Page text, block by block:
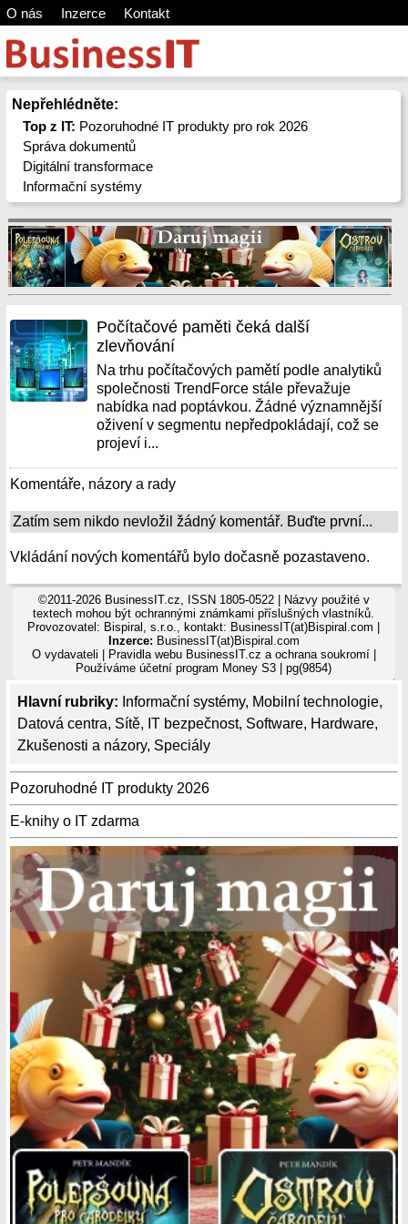
O nás Inzerce Kontakt
Nepřehlédněte:
Top z IT: Pozoruhodné IT produkty pro rok 2026
Správa dokumentů
Digitální transformace
Informační systémy
Hlavní rubriky: Informační systémy, Mobilní technologie,
Datová centra, Sítě, IT bezpečnost, Software, Hardware,
Zkušenosti a názory, Speciály
Pozoruhodné IT produkty 2026
E-knihy o IT zdarma
Počítačové paměti čeká další
zlevňování
Na trhu počítačových pamětí podle analytiků
společnosti TrendForce stále převažuje
nabídka nad poptávkou. Žádné významnější
oživení v segmentu nepředpokládají, což se
projeví i...
Komentáře, názory a rady
Zatím sem nikdo nevložil žádný komentář. Buďte první...
Vkládání nových komentářů bylo dočasně pozastaveno.
©2011-2026 BusinessIT.cz, ISSN 1805-0522 | Názvy použité v
textech mohou být ochrannými známkami příslušných vlastníků.
Provozovatel: Bispiral, s.r.o., kontakt: BusinessIT(at)Bispiral.com |
Inzerce: BusinessIT(at)Bispiral.com
O vydavateli
Pravidla webu BusinessIT.cz a ochrana soukromí|
Používámeúčetní program Money S3 | pg(9854)